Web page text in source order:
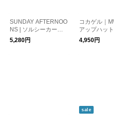
SUNDAY AFTERNOO
NS | ソルシーカーハ
ット ハット 麦わら帽
子 UPF50+ 紫外線カ
5,280円
コカゲル｜
アップハッ
ウォッシュ
ップハット
4,950円
sale